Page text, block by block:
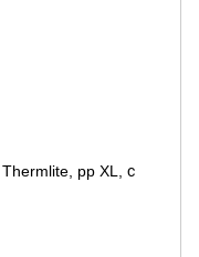
pp XL, с